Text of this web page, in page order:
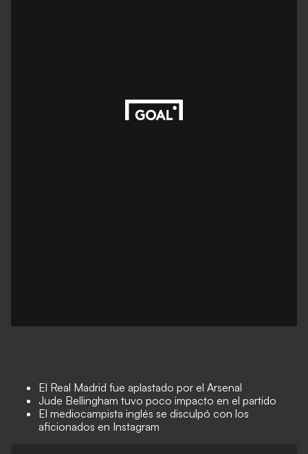
El Real Madrid fue aplastado por el Arsenal
Jude Bellingham tuvo poco impacto en el partido
El mediocampista inglés se disculpó con los
aficionados en Instagram